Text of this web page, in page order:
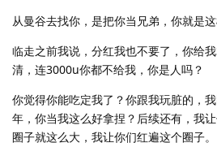
从曼谷去找你，是把你当兄弟，你就是
临走之前我说，分红我也不要了，你给
清，连3000u你都不给我，你是人吗？
你觉得你能吃定我了？你跟我玩脏的，
年，你当我这么好拿捏？后续还有，我
圈子就这么大，我让你们红遍这个圈子。